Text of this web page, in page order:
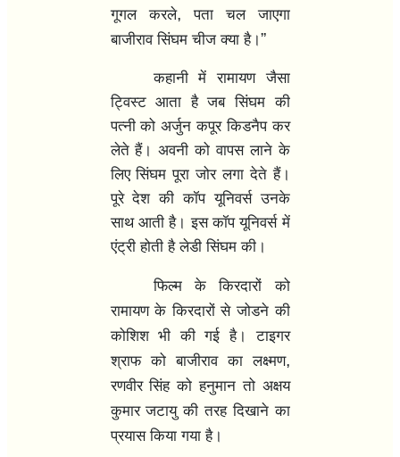
गूगल करले,पता चल जाएगा
बाजीराव सिंघम चीज क्या है।”
कहानी में रामायण जैसा
ट्विस्ट आता है जब सिंघम की
पत्नी को अर्जुन कपूर किडनैप कर
लेते हैं। अवनी को वापस लाने के
लिए सिंघम पूरा जोर लगा देते हैं।
पूरे देश की कॉप यूनिवर्स उनके
साथ आती है। इस कॉप यूनिवर्स में
एंट्री होती है लेडी सिंघम की।
फिल्म के किरदारों को
रामायण के किरदारों से जोडने की
कोशिश भी की गई है। टाइगर
श्राफ को बाजीराव का लक्ष्मण,
रणवीर सिंह को हनुमान तो अक्षय
कुमार जटायु की तरह दिखाने का
प्रयास किया गया है।